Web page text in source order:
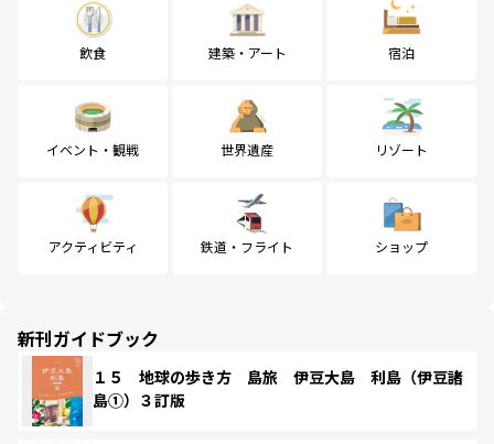
飲食 建築・アート 宿泊
イベント・観戦 世界遺産 リゾート
アクティビティ 鉄道・フライト ショップ
新刊ガイドブック
１５ 地球の歩き方 島旅 伊豆大島 利島（伊豆諸
島①）３訂版